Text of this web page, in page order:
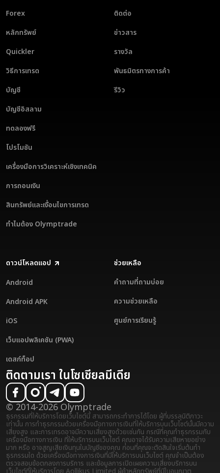
จริงมาก่อน แม้ว่าประสบการณ์การเทรดอาจเป็นเรื่องหนักหน่วง
อย่างดี
Olymptrade และชุมชนนักเทรดของตนกำลังพิสูจน์ให้เห็นว่า พลัง
ที่สนับสนุนผู้สูงอายุใน Cipanas นักเทรดกำลังค้นพบว่าการดูแลชุมชน
รับกับการฝึกฝนการเทรดอาจเป็นเรื่องท้าทาย อย่างไรก็ตาม เพราะมี
ใช้งานแพลตฟอร์มที่เคารพในหลักการเหล่านี้
Forex
หลักทรัพย์
Quickler
วิธีการเทรด
บัญชี
บัญชีอิสลาม
ทดลองฟรี
โปรโมชัน
เครื่องมือการวิเคราะห์เชิงเทคนิค
การถอนเงิน
สินทรัพย์และเงื่อนไขการเทรด
ทำไมต้อง Olymptrade
ติดต่อ
ข่าวสาร
รางวัล
พันธมิตรทางการค้า
รีวิว
ดาวน์โหลดแอป
Android
Android APK
iOS
เว็บแอปพลิเคชัน (PWA)
เดสก์ท็อป
ช่วยเหลือ
คำถามที่ถามบ่อย
ความช่วยเหลือ
ศูนย์การเรียนรู้
ติดตามเรา ในโซเชียลมีเดีย
© 2014-2026 Olymptrade
ธุรกรรมที่ให้บริการโดยเว็บไซต์นี้ สามารถกระทำการได้โดย ผู้ที่บรรลุนิติภาวะ
เท่านั้น การทำธุรกรรมด้วยเครื่องมือทางการเงินที่ให้บริการบนเว็บไซต์นั้นมีความ
เสี่ยงสูง และการเทรดอาจมีความเสี่ยงสูงด้วยเช่นกัน กรณีที่คุณทำธุรกรรมกับ
เครื่องมือทางการเงิน ที่ให้บริการบนเว็บไซต์ คุณอาจได้รับความเสียหายอย่าง
มาก หรือ อาจสูญเสียเงินทุนในบัญชีของคุณ ก่อนที่คุณจะตัดสินใจเริ่มต้นทำ
ธุรกรรมใด ด้วยเครื่องมือทางการเงินที่มีให้บริการบนเว็บไซต์ คุณจำเป็นต้อง
ตรวจสอบข้อตกลงการบริการ และข้อมูลการเปิดเผยความเสี่ยงบริการบน